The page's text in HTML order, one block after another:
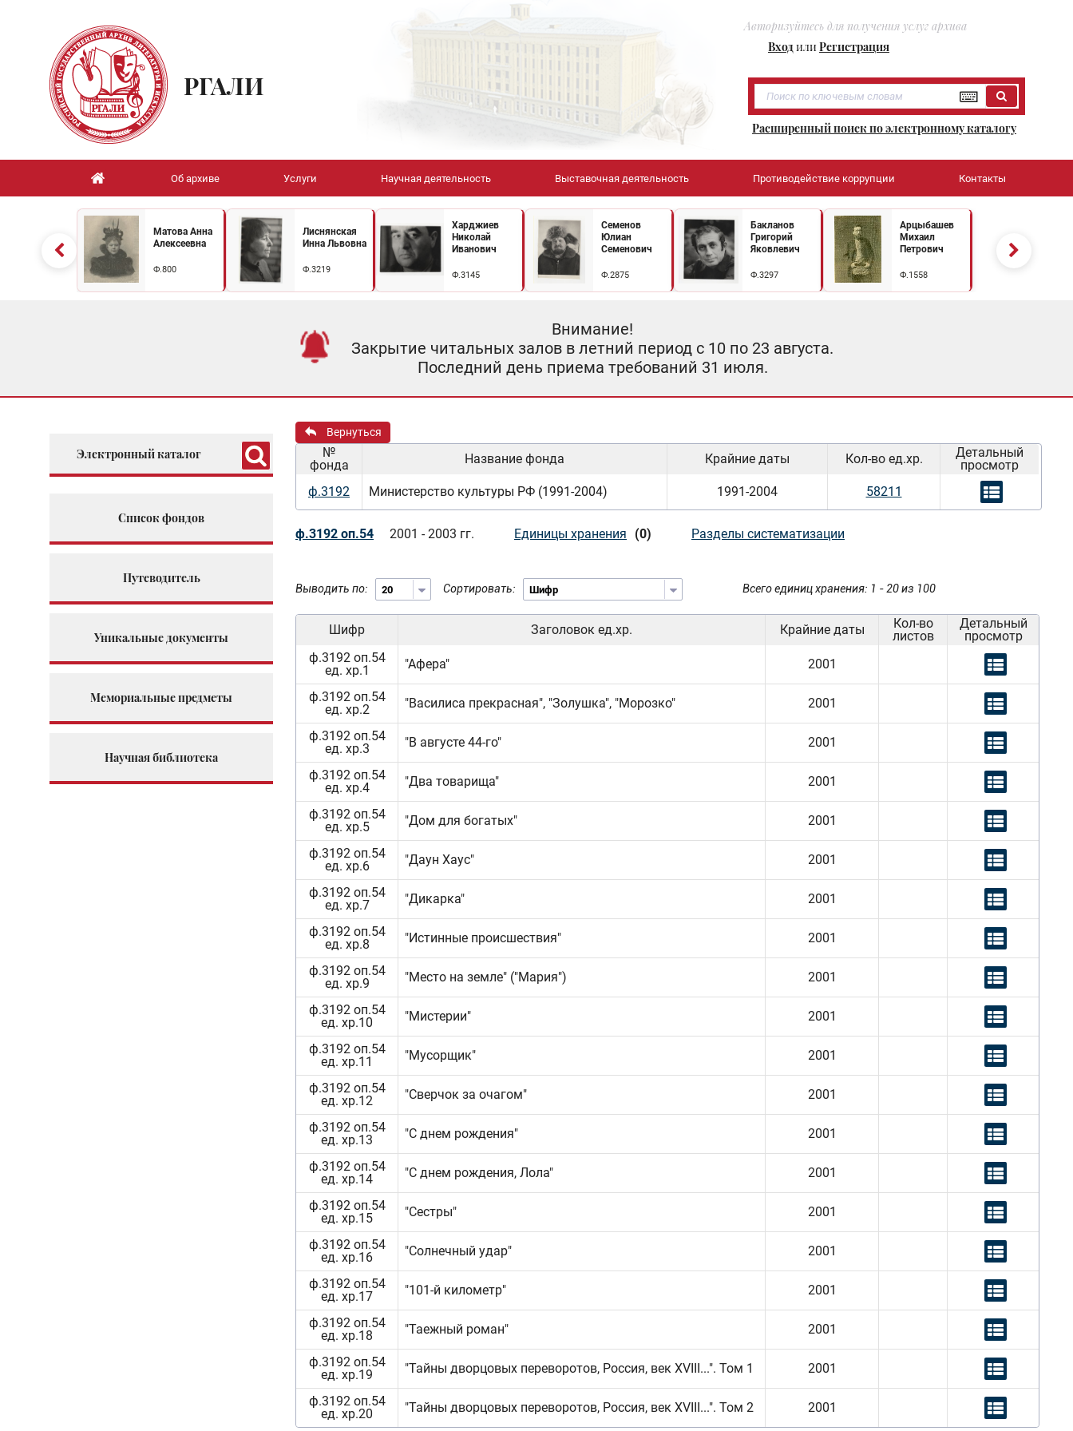
Авторизуйтесь для получения услуг архива
ВходилиРегистрация
РГАЛИ
Расширенный поиск по электронному каталогу
Об архиве Услуги Научная деятельность Выставочная деятельность Противодействие коррупции Контакты
Матова Анна
Алексеевна
Ф.800
Лиснянская
Инна Львовна
Ф.3219
Харджиев
Николай
Иванович
Ф.3145
Семенов
Юлиан
Семенович
Ф.2875
Бакланов
Григорий
Яковлевич
Ф.3297
Арцыбашев
Михаил
Петрович
Ф.1558
Внимание!
Закрытие читальных залов в летний период с 10 по 23 августа.
Последний день приема требований 31 июля.
Электронный каталог
Список фондов
Путеводитель
Уникальные документы
Мемориальные предметы
Научная библиотека
Вернуться
№
фонда
Название фонда Крайние даты Кол-во ед.хр.
Детальный
просмотр
ф.3192
Министерство культуры РФ (1991-2004) 1991-2004 58211
ф.3192 оп.54 2001 - 2003 гг. Единицы хранения (0) Разделы систематизации
Выводить по: Сортировать: Всего единиц хранения: 1 - 20 из 100
Шифр Заголовок ед.хр. Крайние даты
Кол-во
листов
Детальный
просмотр
ф.3192 оп.54
ед. хр.1
"Афера" 2001
ф.3192 оп.54
ед. хр.2
"Василиса прекрасная", "Золушка", "Морозко" 2001
ф.3192 оп.54
ед. хр.3
"В августе 44-го" 2001
ф.3192 оп.54
ед. хр.4
"Два товарища" 2001
ф.3192 оп.54
ед. хр.5
"Дом для богатых" 2001
ф.3192 оп.54
ед. хр.6
"Даун Хаус" 2001
ф.3192 оп.54
ед. хр.7
"Дикарка" 2001
ф.3192 оп.54
ед. хр.8
"Истинные происшествия" 2001
ф.3192 оп.54
ед. хр.9
"Место на земле" ("Мария") 2001
ф.3192 оп.54
ед. хр.10
"Мистерии" 2001
ф.3192 оп.54
ед. хр.11
"Мусорщик" 2001
ф.3192 оп.54
ед. хр.12
"Сверчок за очагом" 2001
ф.3192 оп.54
ед. хр.13
"С днем рождения" 2001
ф.3192 оп.54
ед. хр.14
"С днем рождения, Лола" 2001
ф.3192 оп.54
ед. хр.15
"Сестры" 2001
ф.3192 оп.54
ед. хр.16
"Солнечный удар" 2001
ф.3192 оп.54
ед. хр.17
"101-й километр" 2001
ф.3192 оп.54
ед. хр.18
"Таежный роман" 2001
ф.3192 оп.54
ед. хр.19
"Тайны дворцовых переворотов, Россия, век XVIII...". Том 1 2001
ф.3192 оп.54
ед. хр.20
"Тайны дворцовых переворотов, Россия, век XVIII...". Том 2 2001